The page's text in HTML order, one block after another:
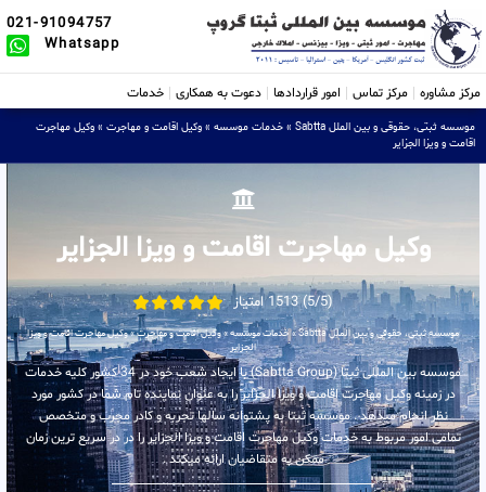
021-91094757
Whatsapp
مرکز مشاوره مرکز تماس امور قراردادها دعوت به همکاری خدمات
موسسه ثبتی، حقوقی و بین الملل Sabtta » خدمات موسسه » وکیل اقامت و مهاجرت » وکیل مهاجرت
اقامت و ویزا الجزایر
وکیل مهاجرت اقامت و ویزا الجزایر
(5/5) 1513 امتیاز
موسسه ثبتی، حقوقی و بین الملل Sabtta »خدمات موسسه»وکیل اقامت و مهاجرت»وکیل مهاجرت اقامت و ویزا
الجزایر
موسسه بین المللی ثبتا (Sabtta Group) با ایجاد شعب خود در 34 کشور کلیه خدمات
در زمینه وکیل مهاجرت اقامت و ویزا الجزایر را به عنوان نماینده تام شما در کشور مورد
نظر انجام میدهد . موسسه ثبتا به پشتوانه سالها تجربه و کادر مجرب و متخصص
تمامی امور مربوط به خدمات وکیل مهاجرت اقامت و ویزا الجزایر را در در سریع ترین زمان
ممکن به متقاضیان ارائه میکند .